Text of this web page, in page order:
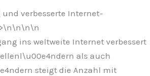
und verbesserte Internet-
\n\n\n
ins weltweite Internet verbessert
als auch
steigt die Anzahl mit